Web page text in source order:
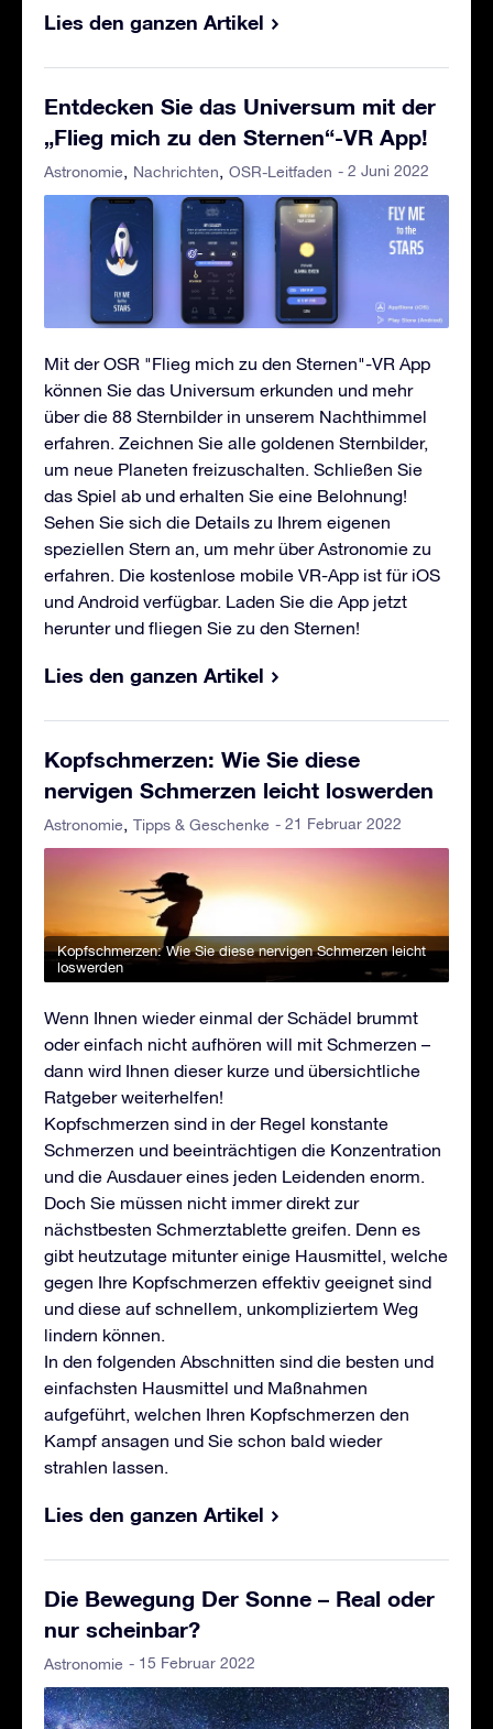
Lies den ganzen Artikel
Entdecken Sie das Universum mit der
„Flieg mich zu den Sternen“-VR App!
Astronomie Nachrichten OSR-Leitfaden - 2 Juni 2022
Mit der OSR "Flieg mich zu den Sternen"-VR App
können Sie das Universum erkunden und mehr
über die 88 Sternbilder in unserem Nachthimmel
erfahren. Zeichnen Sie alle goldenen Sternbilder,
um neue Planeten freizuschalten. Schließen Sie
das Spiel ab und erhalten Sie eine Belohnung!
Sehen Sie sich die Details zu Ihrem eigenen
speziellen Stern an, um mehr über Astronomie zu
erfahren. Die kostenlose mobile VR-App ist für iOS
und Android verfügbar. Laden Sie die App jetzt
herunter und fliegen Sie zu den Sternen!
Lies den ganzen Artikel
Kopfschmerzen: Wie Sie diese
nervigen Schmerzen leicht loswerden
Astronomie Tipps & Geschenke - 21 Februar 2022
Kopfschmerzen: Wie Sie diese nervigen Schmerzen leicht
loswerden
Wenn Ihnen wieder einmal der Schädel brummt
oder einfach nicht aufhören will mit Schmerzen –
dann wird Ihnen dieser kurze und übersichtliche
Ratgeber weiterhelfen!
Kopfschmerzen sind in der Regel konstante
Schmerzen und beeinträchtigen die Konzentration
und die Ausdauer eines jeden Leidenden enorm.
Doch Sie müssen nicht immer direkt zur
nächstbesten Schmerztablette greifen. Denn es
gibt heutzutage mitunter einige Hausmittel, welche
gegen Ihre Kopfschmerzen effektiv geeignet sind
und diese auf schnellem, unkompliziertem Weg
lindern können.
In den folgenden Abschnitten sind die besten und
einfachsten Hausmittel und Maßnahmen
aufgeführt, welchen Ihren Kopfschmerzen den
Kampf ansagen und Sie schon bald wieder
strahlen lassen.
Lies den ganzen Artikel
Die Bewegung Der Sonne – Real oder
nur scheinbar?
Astronomie - 15 Februar 2022